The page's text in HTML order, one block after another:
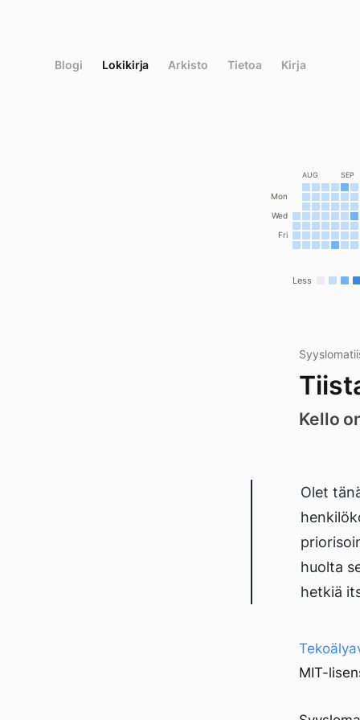
Blogi Lokikirja Arkisto Tietoa Kirja
Mon
Wed
Fri
AUG SEP
Less
Kello
Olet
huolta
hetkiä
MIT-